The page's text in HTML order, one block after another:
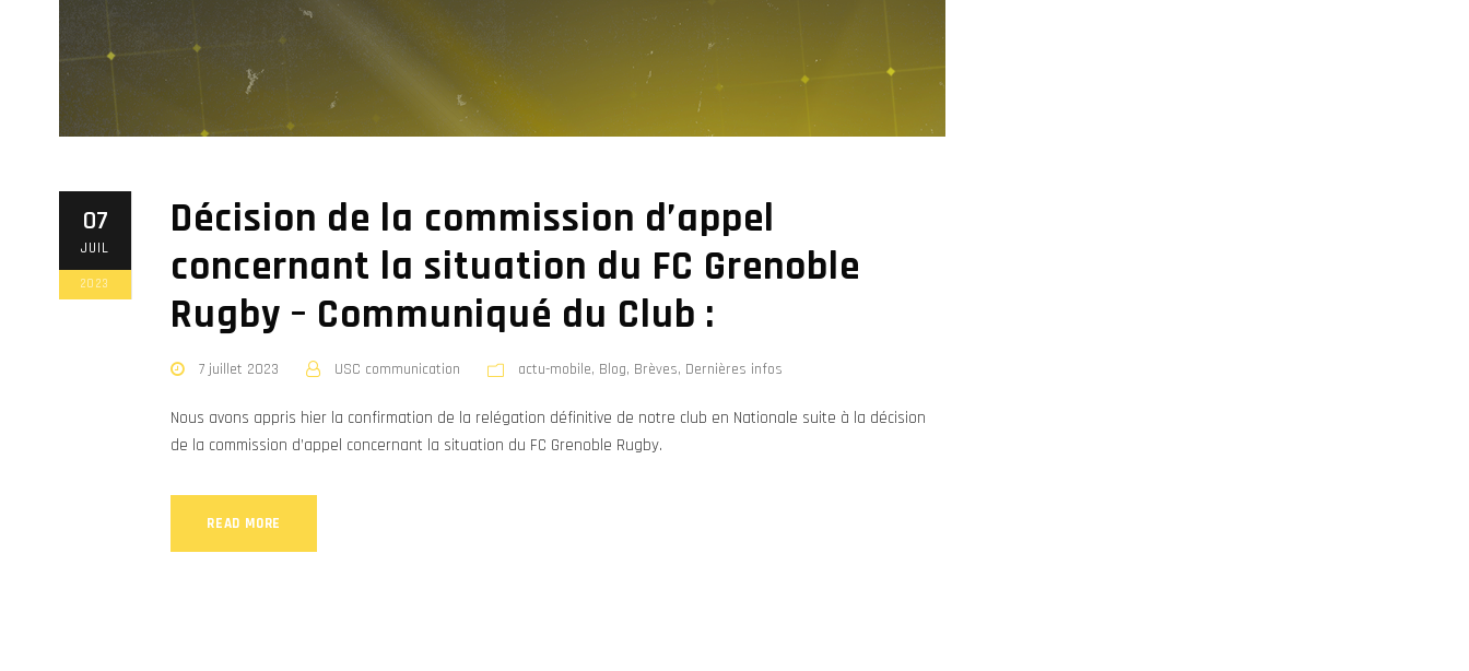
07
JUIL
2023
Décision de la commission d’appel
concernant la situation du FC Grenoble
Rugby – Communiqué du Club :
7 juillet 2023 USC communication actu-mobile, Blog, Brèves, Dernières infos
Nous avons appris hier la confirmation de la relégation définitive de notre club en Nationale suite à la décision
de la commission d’appel concernant la situation du FC Grenoble Rugby.
READ MORE